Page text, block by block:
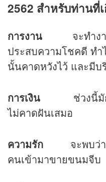
2562 สำหรับท่านที่
การงาน จะทำงาน
ประสบความโชคดี ทำ
นั้นคาดหวังไว้ และมีบ
การเงิน ช่วงนี้มักมีเ
ไม่คาดฝันเสมอ
ความรัก จะพบว่าต
คนเข้ามาขายขนมจีบ